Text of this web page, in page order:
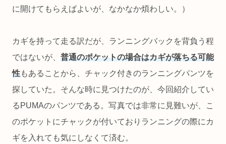
に開けてもらえばよいが、なかなか煩わしい。）
カギを持って走る訳だが、ランニングバックを背負う程
ではないが、 普通のポケットの場合はカギが落ちる可能
性もあることから、チャック付きのランニングパンツを
探していた。そんな時に見つけたのが、今回紹介してい
るPUMAのパンツである。写真では非常に見難いが、こ
のポケットにチャックが付いておりランニングの際にカ
ギを入れても気にしなくて済む。